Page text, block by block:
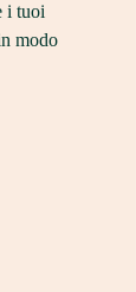
i tuoi
modo